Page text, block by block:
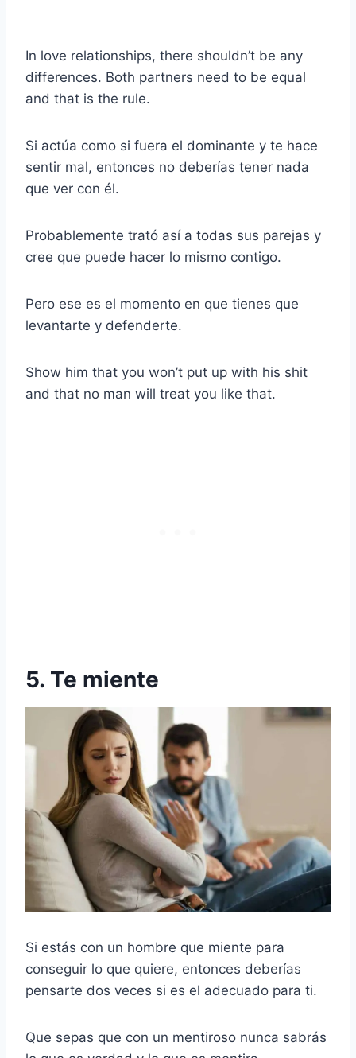
In love relationships, there shouldn’t be any
differences. Both partners need to be equal
and that is the rule.
Si actúa como si fuera el dominante y te hace
sentir mal, entonces no deberías tener nada
que ver con él.
Probablemente trató así a todas sus parejas y
cree que puede hacer lo mismo contigo.
Pero ese es el momento en que tienes que
levantarte y defenderte.
Show him that you won’t put up with his shit
and that no man will treat you like that.
5. Te miente
Si estás con un hombre que miente para
conseguir lo que quiere, entonces deberías
pensarte dos veces si es el adecuado para ti.
Que sepas que con un mentiroso nunca sabrás